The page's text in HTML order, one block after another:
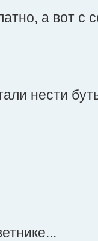
а вот с
нести